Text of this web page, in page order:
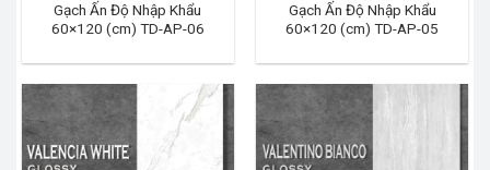
Gạch Ấn Độ Nhập Khẩu
60×120 (cm) TD-AP-06
Gạch Ấn Độ Nhập Khẩu
60×120 (cm) TD-AP-05